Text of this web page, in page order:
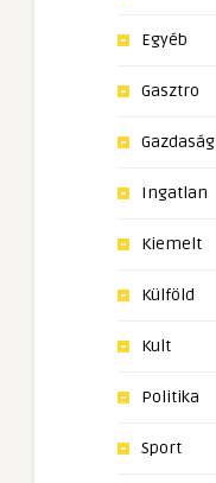
Egyéb
Gasztro
Gazdaság
Ingatlan
Kiemelt
Külföld
Kult
Politika
Sport